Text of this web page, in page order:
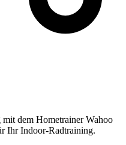
dem Hometrainer Wahoo
Ihr Indoor-Radtraining.